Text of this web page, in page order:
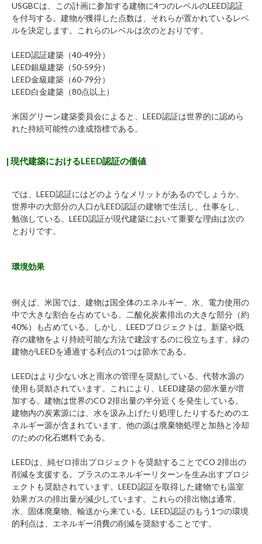
USGBCは、この計画に参加する建物に4つのレベルのLEED認証
を付与する。建物が獲得した点数は、それらが置かれているレベ
ルを決定します。これらのレベルは次のとおりです。
LEED認証建築（40-49分）
LEED銀級建築（50-59分）
LEED金級建築（60-79分）
LEED白金建築（80点以上）
米国グリーン建築委員会によると、LEED認証は世界的に認めら
れた持続可能性の達成指標である。
| 現代建築におけるLEED認証の価値
では、LEED認証にはどのようなメリットがあるのでしょうか。
世界中の大部分の人口がLEED認証の建物で生活し、仕事をし、
勉強している。LEED認証が現代建築において重要な理由は次の
とおりです。
環境効果
例えば、米国では、建物は国全体のエネルギー、水、電力使用の
中で大きな割合を占めている。二酸化炭素排出の大きな部分（約
40%）も占めている。しかし、LEEDプロジェクトは、新築や既
存の建物をより持続可能な方法で建設するのに役立ちます。緑の
建物がLEEDを通過する利点の1つは節水である。
LEEDはより少ない水と雨水の管理を奨励している。代替水源の
使用も奨励されています。これにより、LEED建築の節水量が増
加する。建物は世界のCO 2排出量の半分近くを発生している。
建物内の炭素源には、水を汲み上げたり処理したりするためのエ
ネルギー源が含まれています。他の源は廃棄物処理と加熱と冷却
のための化石燃料である。
LEEDは、純ゼロ排出プロジェクトを奨励することでCO 2排出の
削減を支援する。プラスのエネルギーリターンを生み出すプロジ
ェクトも奨励されています。LEED認証を取得した建物でも温室
効果ガスの排出量が減少しています。これらの排出物は通常、
水、固体廃棄物、輸送から来ている。LEED認証のもう1つの環境
的利点は、エネルギー消費の削減を奨励することです。